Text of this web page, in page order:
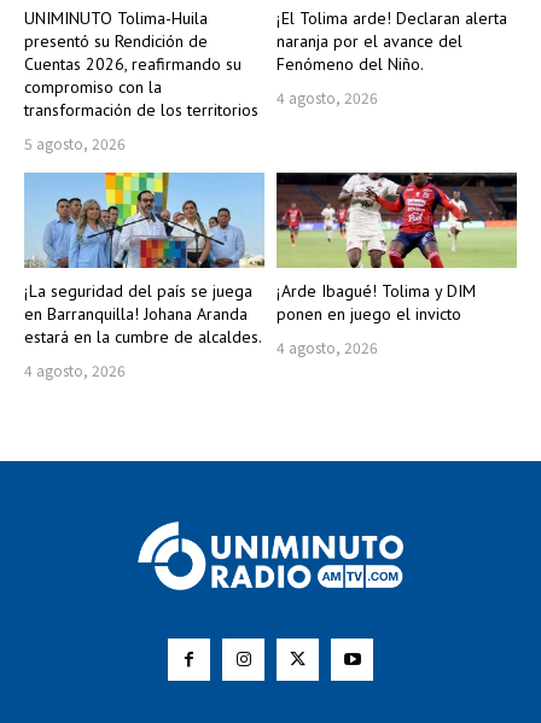
UNIMINUTO Tolima-Huila
presentó su Rendición de
Cuentas 2026, reafirmando su
compromiso con la
transformación de los territorios
5 agosto, 2026
¡El Tolima arde! Declaran alerta
naranja por el avance del
Fenómeno del Niño.
4 agosto, 2026
¡La seguridad del país se juega
en Barranquilla! Johana Aranda
estará en la cumbre de alcaldes.
4 agosto, 2026
¡Arde Ibagué! Tolima y DIM
ponen en juego el invicto
4 agosto, 2026